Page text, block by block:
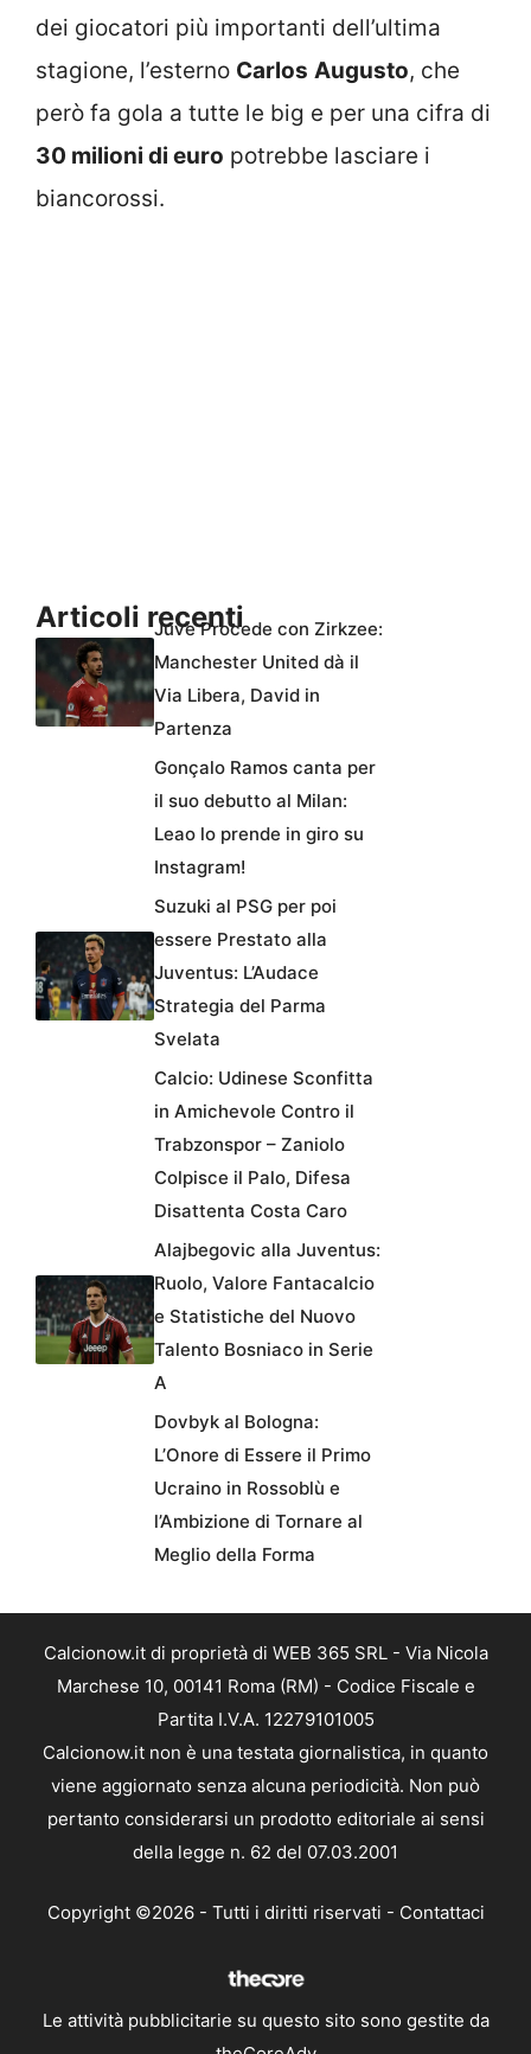
dei giocatori più importanti dell’ultima
stagione, l’esterno Carlos Augusto, che
però fa gola a tutte le big e per una cifra di
30 milioni di euro potrebbe lasciare i
biancorossi.
Articoli recentiJuve Procede con Zirkzee:
Manchester United dà il
Via Libera, David in
Partenza
Gonçalo Ramos canta per
il suo debutto al Milan:
Leao lo prende in giro su
Instagram!
Suzuki al PSG per poi
essere Prestato alla
Juventus: L’Audace
Strategia del Parma
Svelata
Calcio: Udinese Sconfitta
in Amichevole Contro il
Trabzonspor – Zaniolo
Colpisce il Palo, Difesa
Disattenta Costa Caro
Alajbegovic alla Juventus:
Ruolo, Valore Fantacalcio
e Statistiche del Nuovo
Talento Bosniaco in Serie
A
Dovbyk al Bologna:
L’Onore di Essere il Primo
Ucraino in Rossoblù e
l’Ambizione di Tornare al
Meglio della Forma
Calcionow.it di proprietà di WEB 365 SRL - Via Nicola
Marchese 10, 00141 Roma (RM) - Codice Fiscale e
Partita I.V.A. 12279101005
Calcionow.it non è una testata giornalistica, in quanto
viene aggiornato senza alcuna periodicità. Non può
pertanto considerarsi un prodotto editoriale ai sensi
della legge n. 62 del 07.03.2001
Copyright ©2026 - Tutti i diritti riservati - Contattaci
Le attività pubblicitarie su questo sito sono gestite da